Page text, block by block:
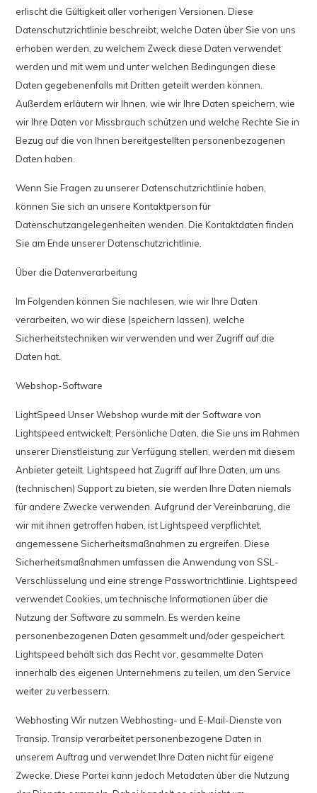
erlischt die Gültigkeit aller vorherigen Versionen. Diese
Datenschutzrichtlinie beschreibt, welche Daten über Sie von uns
erhoben werden, zu welchem Zweck diese Daten verwendet
werden und mit wem und unter welchen Bedingungen diese
Daten gegebenenfalls mit Dritten geteilt werden können.
Außerdem erläutern wir Ihnen, wie wir Ihre Daten speichern, wie
wir Ihre Daten vor Missbrauch schützen und welche Rechte Sie in
Bezug auf die von Ihnen bereitgestellten personenbezogenen
Daten haben.
Wenn Sie Fragen zu unserer Datenschutzrichtlinie haben,
können Sie sich an unsere Kontaktperson für
Datenschutzangelegenheiten wenden. Die Kontaktdaten finden
Sie am Ende unserer Datenschutzrichtlinie.
Über die Datenverarbeitung
Im Folgenden können Sie nachlesen, wie wir Ihre Daten
verarbeiten, wo wir diese (speichern lassen), welche
Sicherheitstechniken wir verwenden und wer Zugriff auf die
Daten hat.
Webshop-Software
LightSpeed Unser Webshop wurde mit der Software von
Lightspeed entwickelt. Persönliche Daten, die Sie uns im Rahmen
unserer Dienstleistung zur Verfügung stellen, werden mit diesem
Anbieter geteilt. Lightspeed hat Zugriff auf Ihre Daten, um uns
(technischen) Support zu bieten, sie werden Ihre Daten niemals
für andere Zwecke verwenden. Aufgrund der Vereinbarung, die
wir mit ihnen getroffen haben, ist Lightspeed verpflichtet,
angemessene Sicherheitsmaßnahmen zu ergreifen. Diese
Sicherheitsmaßnahmen umfassen die Anwendung von SSL-
Verschlüsselung und eine strenge Passwortrichtlinie. Lightspeed
verwendet Cookies, um technische Informationen über die
Nutzung der Software zu sammeln. Es werden keine
personenbezogenen Daten gesammelt und/oder gespeichert.
Lightspeed behält sich das Recht vor, gesammelte Daten
innerhalb des eigenen Unternehmens zu teilen, um den Service
weiter zu verbessern.
Webhosting Wir nutzen Webhosting- und E-Mail-Dienste von
Transip. Transip verarbeitet personenbezogene Daten in
unserem Auftrag und verwendet Ihre Daten nicht für eigene
Zwecke. Diese Partei kann jedoch Metadaten über die Nutzung